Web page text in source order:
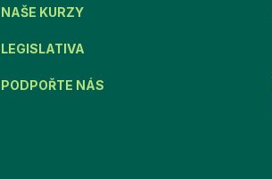
NAŠE KURZY
LEGISLATIVA
PODPOŘTE NÁS